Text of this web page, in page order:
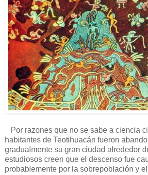
Por razones que no se sabe a ciencia
habitantes de Teotihuacán fueron
gradualmente su gran ciudad alrededor
estudiosos creen que el descenso fue
probablemente por la sobrepoblación y